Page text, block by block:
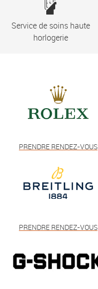
Service de soins haute
horlogerie
PRENDRE RENDEZ-VOUS
PRENDRE RENDEZ-VOUS